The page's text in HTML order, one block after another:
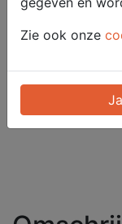
Zie ook onze